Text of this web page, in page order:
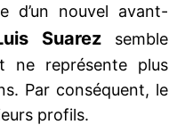
d’un nouvel avant-
Suarezsemble
ne représente plus
Par conséquent, le
profils.